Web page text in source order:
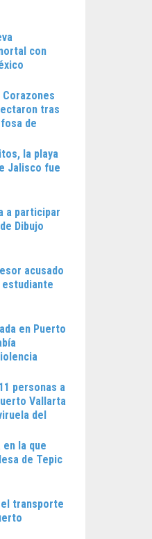
con
tras
de
la playa
Jalisco fue
a participar
Dibujo
acusado
estudiante
en Puerto
personas a
Vallarta
del
en la que
de Tepic
transporte